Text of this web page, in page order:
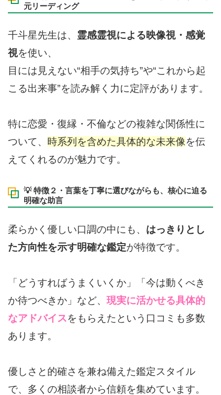
元リーディング
千斗星先生は、 霊感霊視による映像視・感覚
視を使い、
目には見えない“相手の気持ち”や“これから起
こる出来事”を読み解く力に定評があります。
特に恋愛・復縁・不倫などの複雑な関係性に
ついて、 時系列を含めた具体的な未来像を伝
えてくれるのが魅力です。
💡 特徴２・言葉を丁寧に選びながらも、核心に迫る
明確な助言
柔らかく優しい口調の中にも、 はっきりとし
た方向性を示す明確な鑑定が特徴です。
「どうすればうまくいくか」「今は動くべき
か待つべきか」など、 現実に活かせる具体的
なアドバイスをもらえたという口コミも多数
あります。
優しさと的確さを兼ね備えた鑑定スタイル
で、多くの相談者から信頼を集めています。